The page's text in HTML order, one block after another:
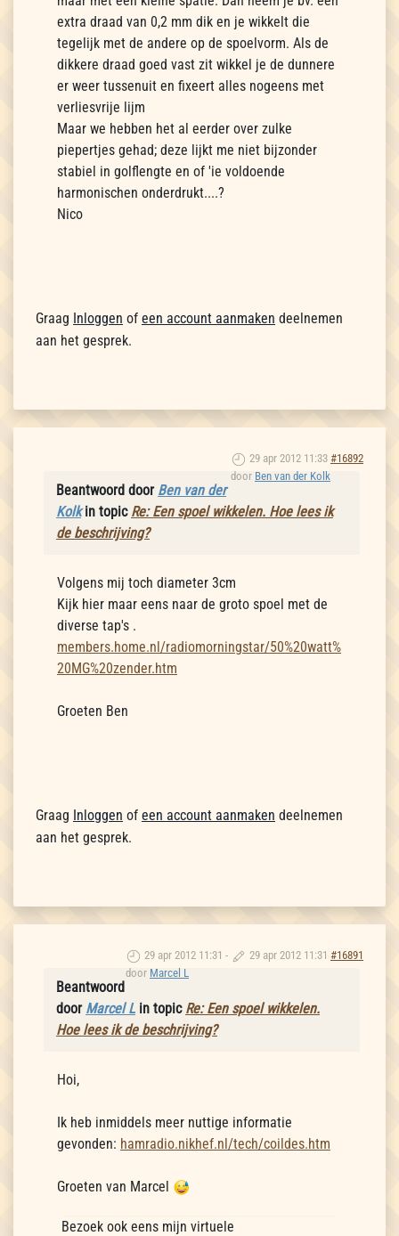
extra draad van 0,2 mm dik en je wikkelt die
tegelijk met de andere op de spoelvorm. Als de
dikkere draad goed vast zit wikkel je de dunnere
er weer tussenuit en fixeert alles nogeens met
verliesvrije lijm
Maar we hebben het al eerder over zulke
piepertjes gehad; deze lijkt me niet bijzonder
stabiel in golflengte en of 'ie voldoende
harmonischen onderdrukt....?
Nico
Graag Inloggen of een account aanmaken deelnemen
aan het gesprek.
29 apr 2012 11:33 #16892
door Ben van der Kolk
Beantwoord door Ben van der
Kolkin topic Re: Een spoel wikkelen. Hoe lees ik
de beschrijving?
Volgens mij toch diameter 3cm
Kijk hier maar eens naar de groto spoel met de
diverse tap's .
members.home.nl/radiomorningstar/50%20watt%
20MG%20zender.htm
Groeten Ben
Graag Inloggen of een account aanmaken deelnemen
aan het gesprek.
29 apr 2012 11:31 - 29 apr 2012 11:31 #16891
door Marcel L
Beantwoord
door Marcel L in topic Re: Een spoel wikkelen.
Hoe lees ik de beschrijving?
Hoi,
Ik heb inmiddels meer nuttige informatie
gevonden: hamradio.nikhef.nl/tech/coildes.htm
Groeten van Marcel
Bezoek ook eens mijn virtuele